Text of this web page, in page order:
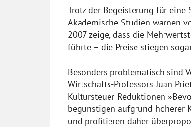
Trotz der Begeisterung für eine
Akademische Studien warnen
2007 zeige, dass die
führte – die Preise stiegen
Besonders problematisch sind
Wirtschafts-Professors Juan
Kultursteuer-Reduktionen
begünstigen aufgrund höherer
und profitieren daher